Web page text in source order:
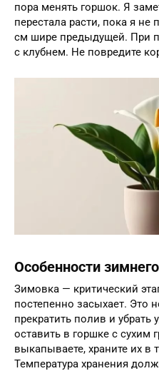
пора менять горшок. Я
перестала расти, пока я не
см шире предыдущей. При
с клубнем. Не повредите
Особенности
Зимовка — критический
постепенно засыхает. Это
прекратить полив и
оставить в горшке с сухим
выкапываете, храните их в
Температура хранения